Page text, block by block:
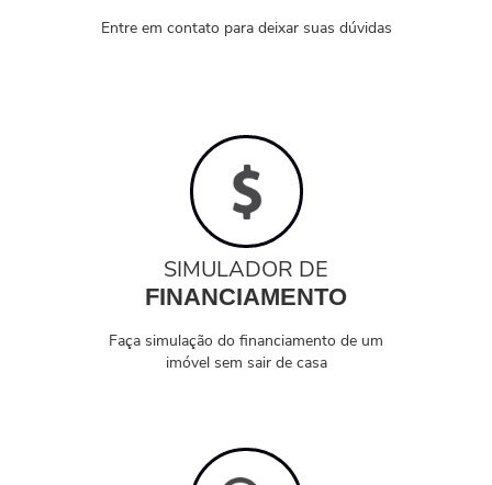
Entre em contato para deixar suas dúvidas
SIMULADOR DE
FINANCIAMENTO
Faça simulação do financiamento de um
imóvel sem sair de casa